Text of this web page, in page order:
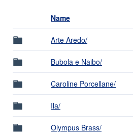
Name
Arte Aredo/
Bubola e Naibo/
Caroline Porcellane/
Ila/
Olympus Brass/